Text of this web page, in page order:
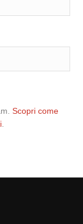
Scopri come